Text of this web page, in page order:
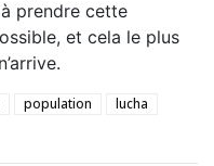
prendre cette
et cela le plus
population
lucha